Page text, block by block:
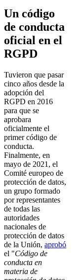
Un código
de conducta
oficial en el
RGPD
Tuvieron que pasar
cinco años desde la
adopción del
RGPD en 2016
para que se
aprobara
oficialmente el
primer código de
conducta.
Finalmente, en
mayo de 2021, el
Comité europeo de
protección de datos,
un grupo formado
por representantes
de todas las
autoridades
nacionales de
protección de datos
de la Unión, aprobó
el "Código de
conducta en
materia de